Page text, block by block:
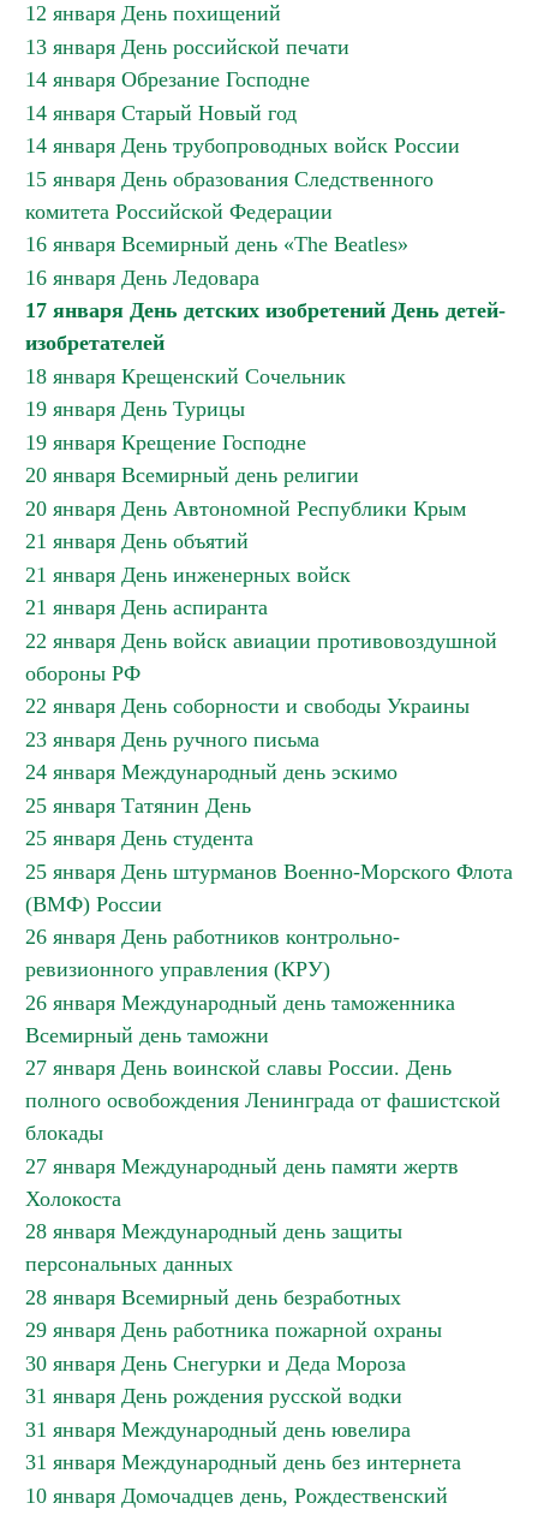
12 января День похищений
13 января День российской печати
14 января Обрезание Господне
14 января Старый Новый год
14 января День трубопроводных войск России
15 января День образования Следственного
комитета Российской Федерации
16 января Всемирный день «The Beatles»
16 января День Ледовара
17 января День детских изобретений День детей-
изобретателей
18 января Крещенский Сочельник
19 января День Турицы
19 января Крещение Господне
20 января Всемирный день религии
20 января День Автономной Республики Крым
21 января День объятий
21 января День инженерных войск
21 января День аспиранта
22 января День войск авиации противовоздушной
обороны РФ
22 января День соборности и свободы Украины
23 января День ручного письма
24 января Международный день эскимо
25 января Татянин День
25 января День студента
25 января День штурманов Военно-Морского Флота
(ВМФ) России
26 января День работников контрольно-
ревизионного управления (КРУ)
26 января Международный день таможенника
Всемирный день таможни
27 января День воинской славы России. День
полного освобождения Ленинграда от фашистской
блокады
27 января Международный день памяти жертв
Холокоста
28 января Международный день защиты
персональных данных
28 января Всемирный день безработных
29 января День работника пожарной охраны
30 января День Снегурки и Деда Мороза
31 января День рождения русской водки
31 января Международный день ювелира
31 января Международный день без интернета
10 января Домочадцев день, Рождественский